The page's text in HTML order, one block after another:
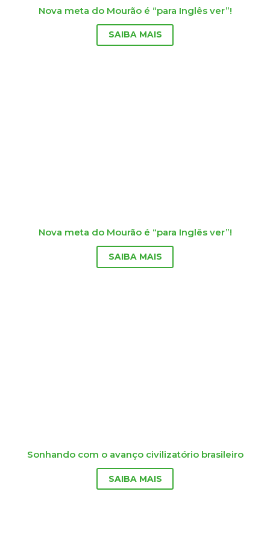
Nova meta do Mourão é “para Inglês ver”!
SAIBA MAIS
Nova meta do Mourão é “para Inglês ver”!
SAIBA MAIS
Sonhando com o avanço civilizatório brasileiro
SAIBA MAIS